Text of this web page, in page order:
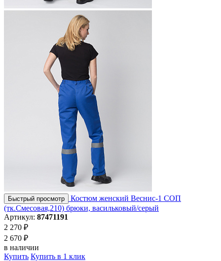
Быстрый просмотр
Костюм женский Веснис-1 СОП
(тк.Смесовая,210) брюки, васильковый/серый
Артикул: 87471191
2 270 ₽
2 670 ₽
в наличии
Купить Купить в 1 клик